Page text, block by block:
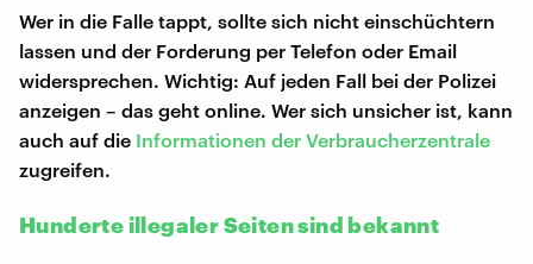
Wer in die Falle tappt, sollte sich nicht einschüchtern
lassen und der Forderung per Telefon oder Email
widersprechen. Wichtig: Auf jeden Fall bei der Polizei
anzeigen – das geht online. Wer sich unsicher ist, kann
auch auf die Informationen der Verbraucherzentrale
zugreifen.
Hunderte illegaler Seiten sind bekannt